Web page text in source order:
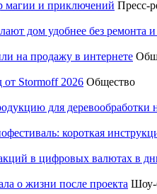
магии и приключений Пресс-
дом удобнее без ремонта
на продажу в интернете
от Stormoff 2026 Общество
для
короткая
в цифровых валютах в
о жизни после проекта Шоу-